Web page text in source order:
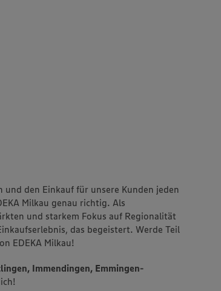
den Einkauf für unsere Kunden jeden
Milkau genau richtig. Als
und starkem Fokus auf Regionalität
das begeistert. Werde Teil
EDEKA Milkau!
Immendingen, Emmingen-